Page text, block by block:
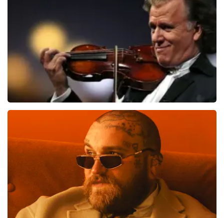
BESTEL NU
laatste 30 minuten
BESTEL NU